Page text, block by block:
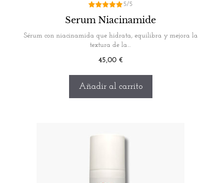
de 5
5/5
Serum Niacinamide
Sérum con niacinamida que hidrata, equilibra y mejora la
textura de la…
45,00 €
Añadir al carrito